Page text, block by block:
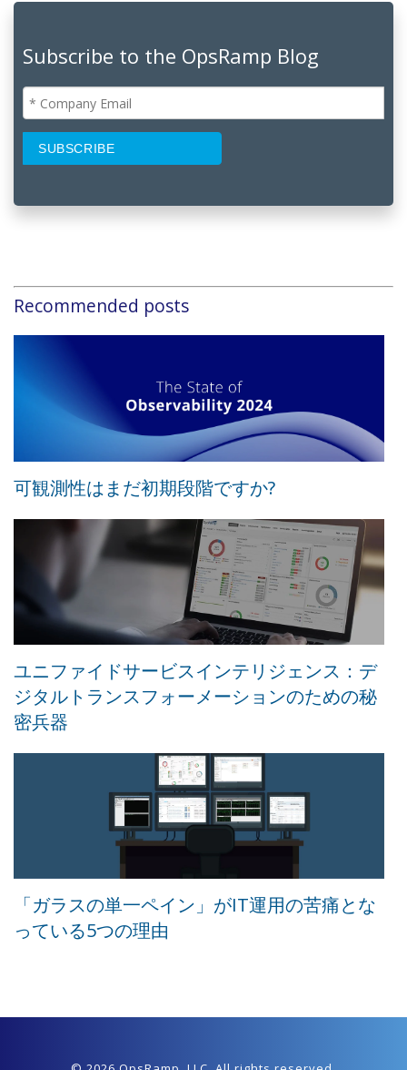
Subscribe to the OpsRamp Blog
Recommended posts
可観測性はまだ初期段階ですか?
ユニファイドサービスインテリジェンス：デ
ジタルトランスフォーメーションのための秘
密兵器
「ガラスの単一ペイン」がIT運用の苦痛とな
っている5つの理由